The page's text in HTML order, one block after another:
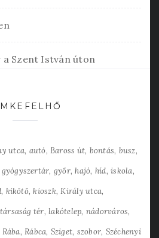
Szent István úton
utca autó Baross út bontás busz
gyógyszertár győr hajó híd iskola
kikötő kioszk Király utca
tér lakótelep nádorváros
Rába Rábca Sziget szobor Széchenyi